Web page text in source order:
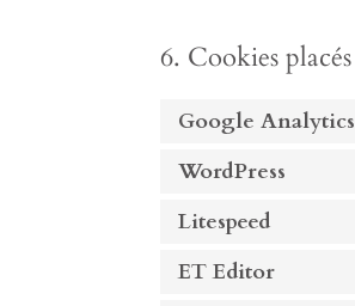
6. Cookies placés
Google Analytics
WordPress
Litespeed
ET Editor